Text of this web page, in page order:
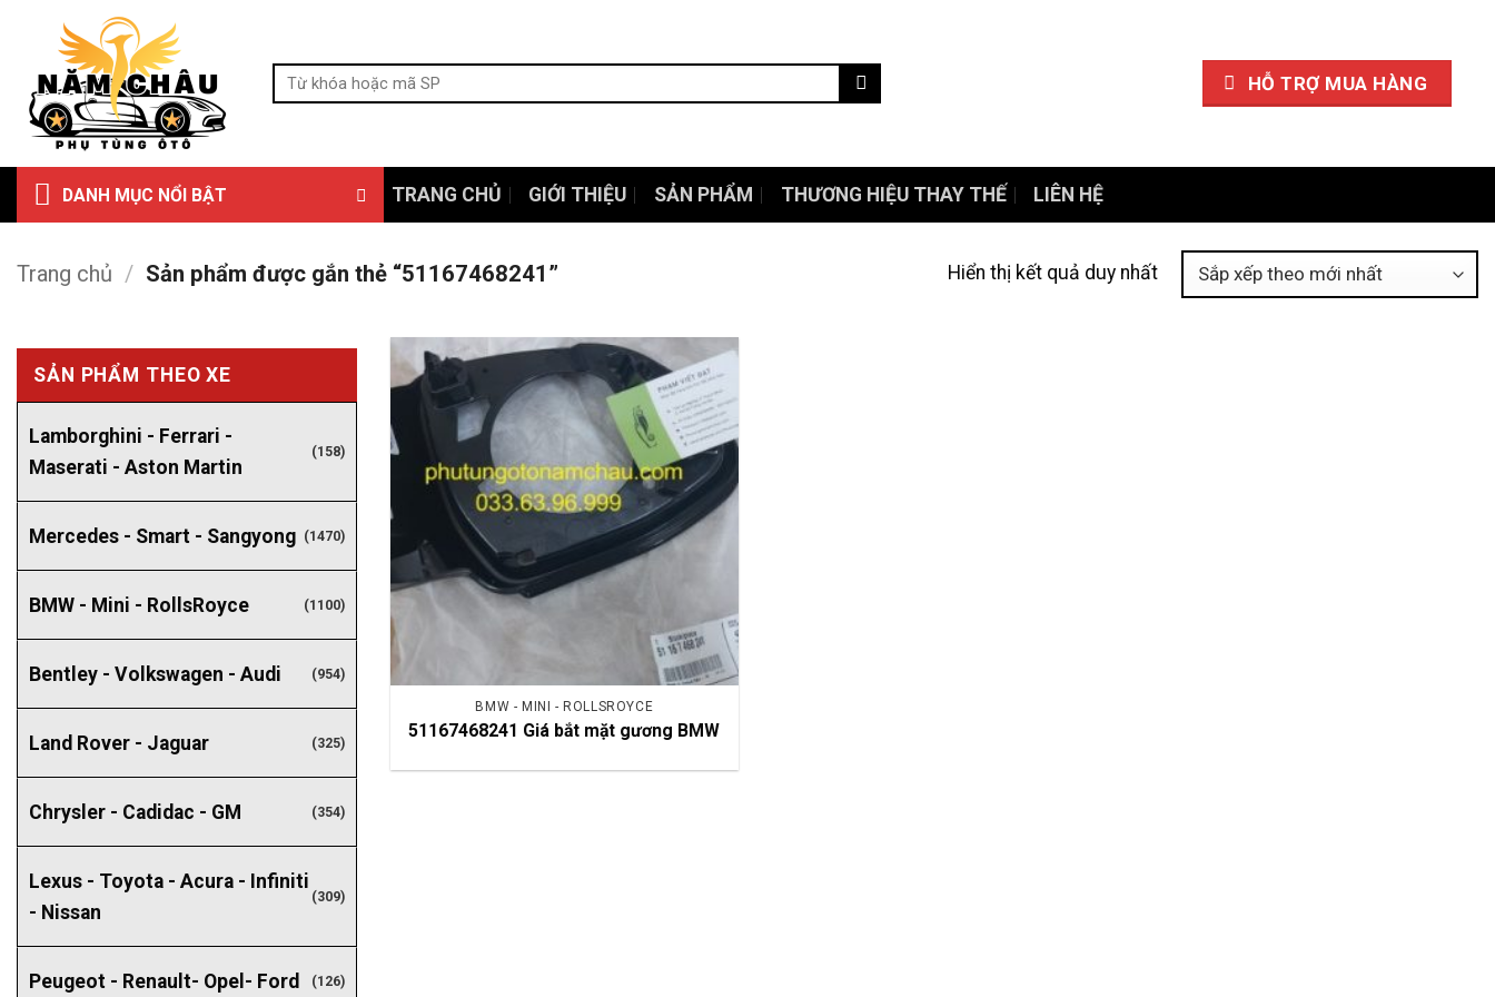
dung
Tìm
HỖ TRỢ MUA HÀNG
DANH MỤC NỔI BẬT TRANG CHỦ GIỚI THIỆU SẢN PHẨM THƯƠNG HIỆU THAY THẾ LIÊN HỆ
Trang chủ / Sản phẩm được gắn thẻ “51167468241” Hiển thị kết quả duy nhất
SẢN PHẨM THEO XE
Lamborghini - Ferrari -
Maserati - Aston Martin
(158)
Mercedes - Smart - Sangyong (1470)
BMW - Mini - RollsRoyce (1100)
Bentley - Volkswagen - Audi (954)
Land Rover - Jaguar (325)
Chrysler - Cadidac - GM (354)
Lexus - Toyota - Acura - Infiniti
- Nissan
(309)
Peugeot - Renault- Opel- Ford (126)
BMW - MINI - ROLLSROYCE
51167468241 Giá bắt mặt gương BMW